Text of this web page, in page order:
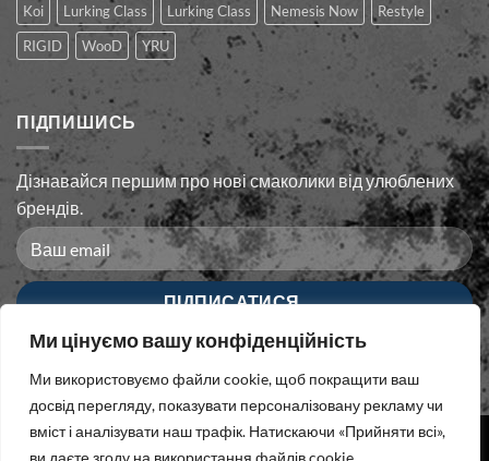
Ми цінуємо вашу конфіденційність
Ми використовуємо файли cookie, щоб покращити ваш
досвід перегляду, показувати персоналізовану рекламу чи
вміст і аналізувати наш трафік. Натискаючи «Прийняти всі»,
ви даєте згоду на використання файлів cookie.
Koi
Lurking Class Lurking Сlass Nemesis Now
Restyle
RIGID
WooD YRU
ПІДПИШИСЬ
Дізнавайся першим про нові смаколики від улюблених
брендів.